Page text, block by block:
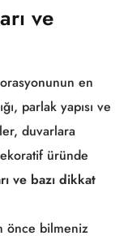
ve
en
parlak yapısı ve
duvarlara
üründe
ve bazı dikkat
önce bilmeniz